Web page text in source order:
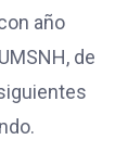
año
de